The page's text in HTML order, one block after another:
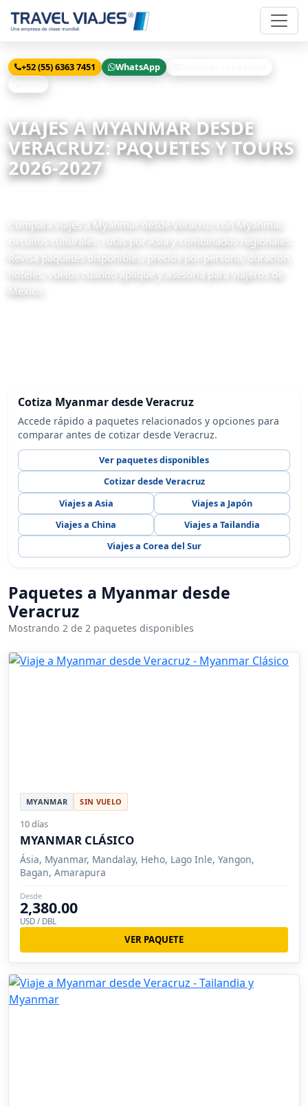
+52 (55) 6363 7451 WhatsApp
VIAJES A MYANMAR DESDE
VERACRUZ: PAQUETES Y TOURS
2026-2027
Compara viajes a Myanmar desde Veracruz con Myanmar,
circuitos culturales, rutas por Asia y combinados regionales.
Revisa paquetes disponibles, precios por persona, duración,
hoteles, vuelos cuando aplique y asesoría para viajeros de
México.
Cotiza Myanmar desde Veracruz
Accede rápido a paquetes relacionados y opciones para
comparar antes de cotizar desde Veracruz.
Ver paquetes disponibles
Cotizar desde Veracruz
Viajes a Asia
Viajes a Japón
Viajes a China
Viajes a Tailandia
Viajes a Corea del Sur
Paquetes a Myanmar desde
Veracruz
Mostrando 2 de 2 paquetes disponibles
MYANMAR SIN VUELO
10 días
MYANMAR CLÁSICO
Ásia, Myanmar, Mandalay, Heho, Lago Inle, Yangon,
Bagan, Amarapura
Desde
2,380.00
USD / DBL
VER PAQUETE